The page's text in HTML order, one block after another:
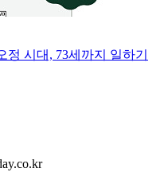
정 시대, 73세까지 일하기